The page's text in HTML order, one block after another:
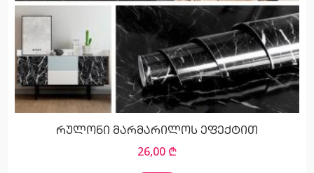
რულონი მარმარილოს ეფექტით
26,00 ₾